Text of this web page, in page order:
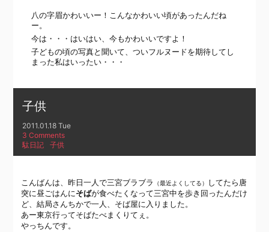
八の字眉かわいいー！こんなかわいい頃があったんだね
ー。
今は・・・はいはい、今もかわいいですよ！
子どもの頃の写真と聞いて、ついフルヌードを期待してし
まった私はいったい・・・
子供
2011.01.18 Tue
3 Comments
駄日記
子供
こんばんは、昨日一人で三宮ブラブラ （最近よくしてる）
してたら唐
突に昼ごはんにそばが食べたくなって三宮中を歩き回ったんだけ
ど、結局さんちかで一人、そば屋に入りました。
あー東京行ってそばたべまくりてぇ。
やっちんです。